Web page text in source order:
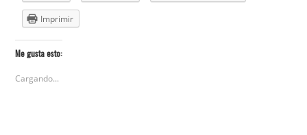
Imprimir
Me gusta esto:
Cargando...